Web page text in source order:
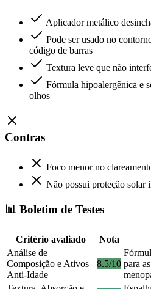
Aplicador metálico
Pode ser usado no
código de barras
Textura leve que não
Fórmula hipoalergênica e
olhos
Contras
Foco menor no
Não possui proteção solar
📊 Boletim de Testes
Critério avaliado Nota
Análise de
Composição e Ativos
Anti-Idade
8.5/10 para